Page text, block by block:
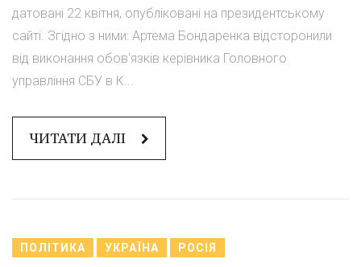
датовані 22 квітня, опубліковані на президентському
сайті. Згідно з ними: Артема Бондаренка відсторонили
від виконання обов'язків керівника Головного
управління СБУ в К...
ЧИТАТИ ДАЛІ
ПОЛІТИКА УКРАЇНА РОСІЯ